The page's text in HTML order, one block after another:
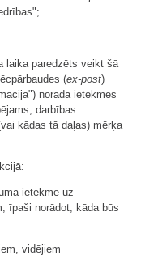
laika paredzēts veikt šā
(ex-post)
norāda ietekmes
darbības
kādas tā daļas) mērķa
ietekme uz
īpaši norādot, kāda būs
vidējiem